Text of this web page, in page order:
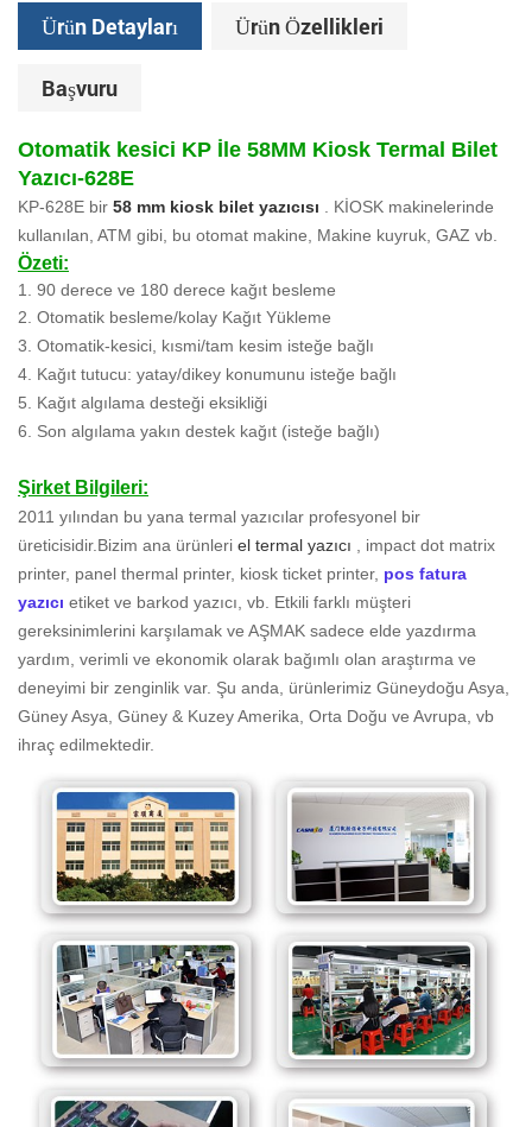
Ürün Detayları Ürün Özellikleri
Başvuru
Otomatik kesici KP İle 58MM Kiosk Termal Bilet
Yazıcı-628E
KP-628E bir 58 mm kiosk bilet yazıcısı . KİOSK makinelerinde
kullanılan, ATM gibi, bu otomat makine, Makine kuyruk, GAZ vb.
Özeti:
1. 90 derece ve 180 derece kağıt besleme
2. Otomatik besleme/kolay Kağıt Yükleme
3. Otomatik-kesici, kısmi/tam kesim isteğe bağlı
4. Kağıt tutucu: yatay/dikey konumunu isteğe bağlı
5. Kağıt algılama desteği eksikliği
6. Son algılama yakın destek kağıt (isteğe bağlı)
Şirket Bilgileri:
2011 yılından bu yana termal yazıcılar profesyonel bir
üreticisidir.Bizim ana ürünleri el termal yazıcı , impact dot matrix
printer, panel thermal printer, kiosk ticket printer, pos fatura
yazıcı etiket ve barkod yazıcı, vb. Etkili farklı müşteri
gereksinimlerini karşılamak ve AŞMAK sadece elde yazdırma
yardım, verimli ve ekonomik olarak bağımlı olan araştırma ve
deneyimi bir zenginlik var. Şu anda, ürünlerimiz Güneydoğu Asya,
Güney Asya, Güney & Kuzey Amerika, Orta Doğu ve Avrupa, vb
ihraç edilmektedir.